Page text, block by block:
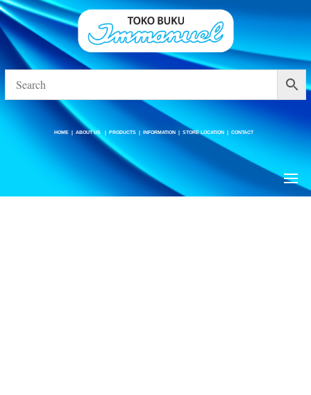
ABOUT US |STORE LOCATION
HOME |ABOUT US |PRODUCTS |INFORMATION |STORE LOCATION |CONTACT